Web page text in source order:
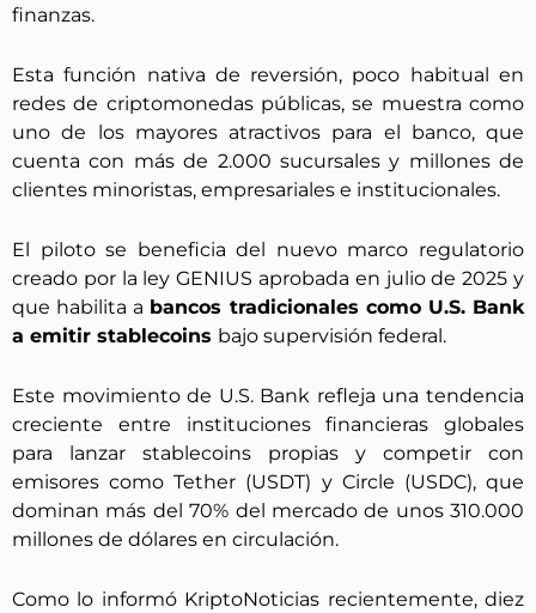
finanzas.
Esta función nativa de reversión, poco habitual en
redes de criptomonedas públicas, se muestra como
uno de los mayores atractivos para el banco, que
cuenta con más de 2.000 sucursales y millones de
clientes minoristas, empresariales e institucionales.
El piloto se beneficia del nuevo marco regulatorio
creado por la ley GENIUS aprobada en julio de 2025 y
que habilita a bancos tradicionales como U.S. Bank
a emitir stablecoins bajo supervisión federal.
Este movimiento de U.S. Bank refleja una tendencia
creciente entre instituciones financieras globales
para lanzar stablecoins propias y competir con
emisores como Tether (USDT) y Circle (USDC), que
dominan más del 70% del mercado de unos 310.000
millones de dólares en circulación.
Como lo informó KriptoNoticias recientemente, diez